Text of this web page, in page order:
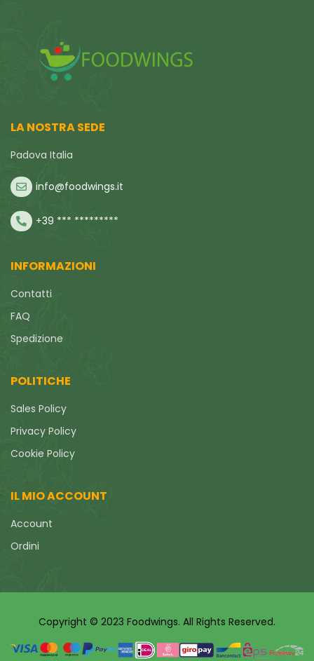
LA NOSTRA SEDE
Padova Italia
info@foodwings.it
+39 *** *********
INFORMAZIONI
Contatti
FAQ
Spedizione
POLITICHE
Sales Policy
Privacy Policy
Cookie Policy
IL MIO ACCOUNT
Account
Ordini
Copyright © 2023 Foodwings. All Rights Reserved.